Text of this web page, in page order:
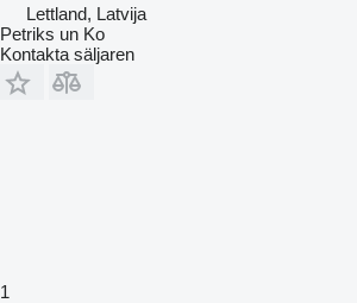
Lettland, Latvija
Petriks un Ko
Kontakta säljaren
1